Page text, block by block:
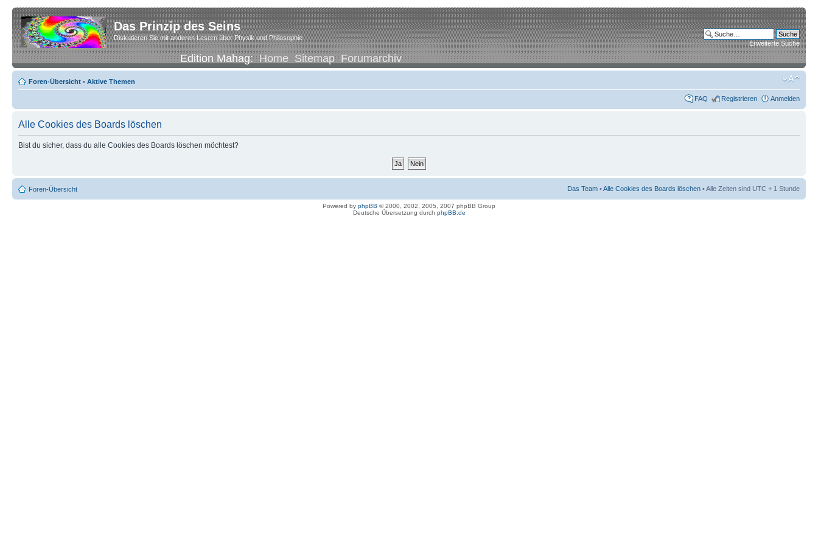
Das Prinzip des Seins
Diskutieren Sie mit anderen Lesern über Physik und Philosophie
Edition Mahag:Home Sitemap Forumarchiv
Erweiterte Suche
Foren-Übersicht • Aktive Themen
FAQ Registrieren Anmelden
Alle Cookies des Boards löschen
Bist du sicher, dass du alle Cookies des Boards löschen möchtest?
Foren-Übersicht Das Team •Alle Cookies des Boards löschen • Alle Zeiten sind UTC + 1 Stunde
Powered by phpBB © 2000, 2002, 2005, 2007 phpBB Group
Deutsche Übersetzung durch phpBB.de